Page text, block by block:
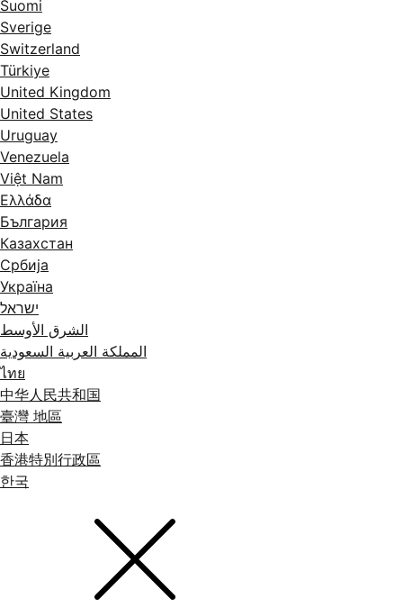
Suomi
Sverige
Switzerland
Türkiye
United Kingdom
United States
Uruguay
Venezuela
Việt Nam
Ελλάδα
България
Казахстан
Србија
Україна
ישראל
الشرق الأوسط
المملكة العربية السعودية
ไทย
中华人民共和国
臺灣 地區
日本
香港特別行政區
한국